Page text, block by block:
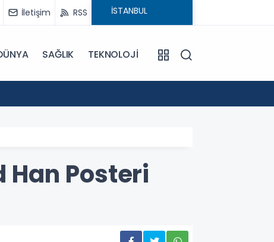
İletişim RSS
SAĞLIK TEKNOLOJİ
Posteri